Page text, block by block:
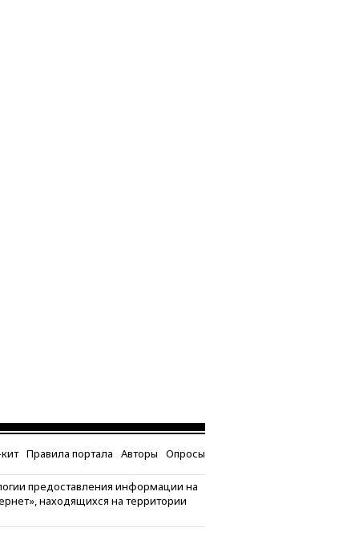
Правила портала Авторы Опросы
предоставления информации на
находящихся на территории